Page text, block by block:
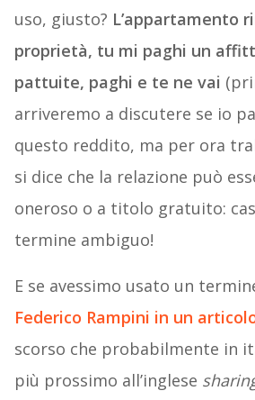
uso, giusto? L’appartamento
proprietà, tu mi paghi un
pattuite, paghi e te ne vai
arriveremo a discutere se io
questo reddito, ma per ora
si dice che la relazione può
oneroso o a titolo gratuito:
termine ambiguo!
E se avessimo usato un
Federico Rampini in un
scorso che probabilmente in
più prossimo all’inglese